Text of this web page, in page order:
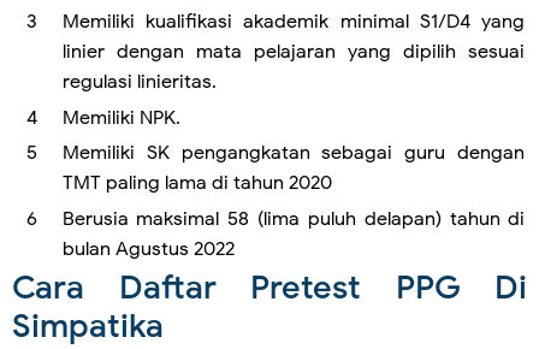
Memiliki kualifikasi akademik minimal S1/D4 yang
linier dengan mata pelajaran yang dipilih sesuai
regulasi linieritas.
Memiliki NPK.
Memiliki SK pengangkatan sebagai guru dengan
TMT paling lama di tahun 2020
Berusia maksimal 58 (lima puluh delapan) tahun di
bulan Agustus 2022
Cara Daftar Pretest PPG Di
Simpatika